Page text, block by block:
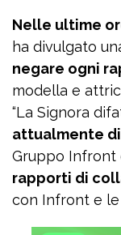
Nelle ultime
ha divulgato
negare ogni
modella e
“La Signora
attualmente
Gruppo Infront
rapporti di
con Infront e le